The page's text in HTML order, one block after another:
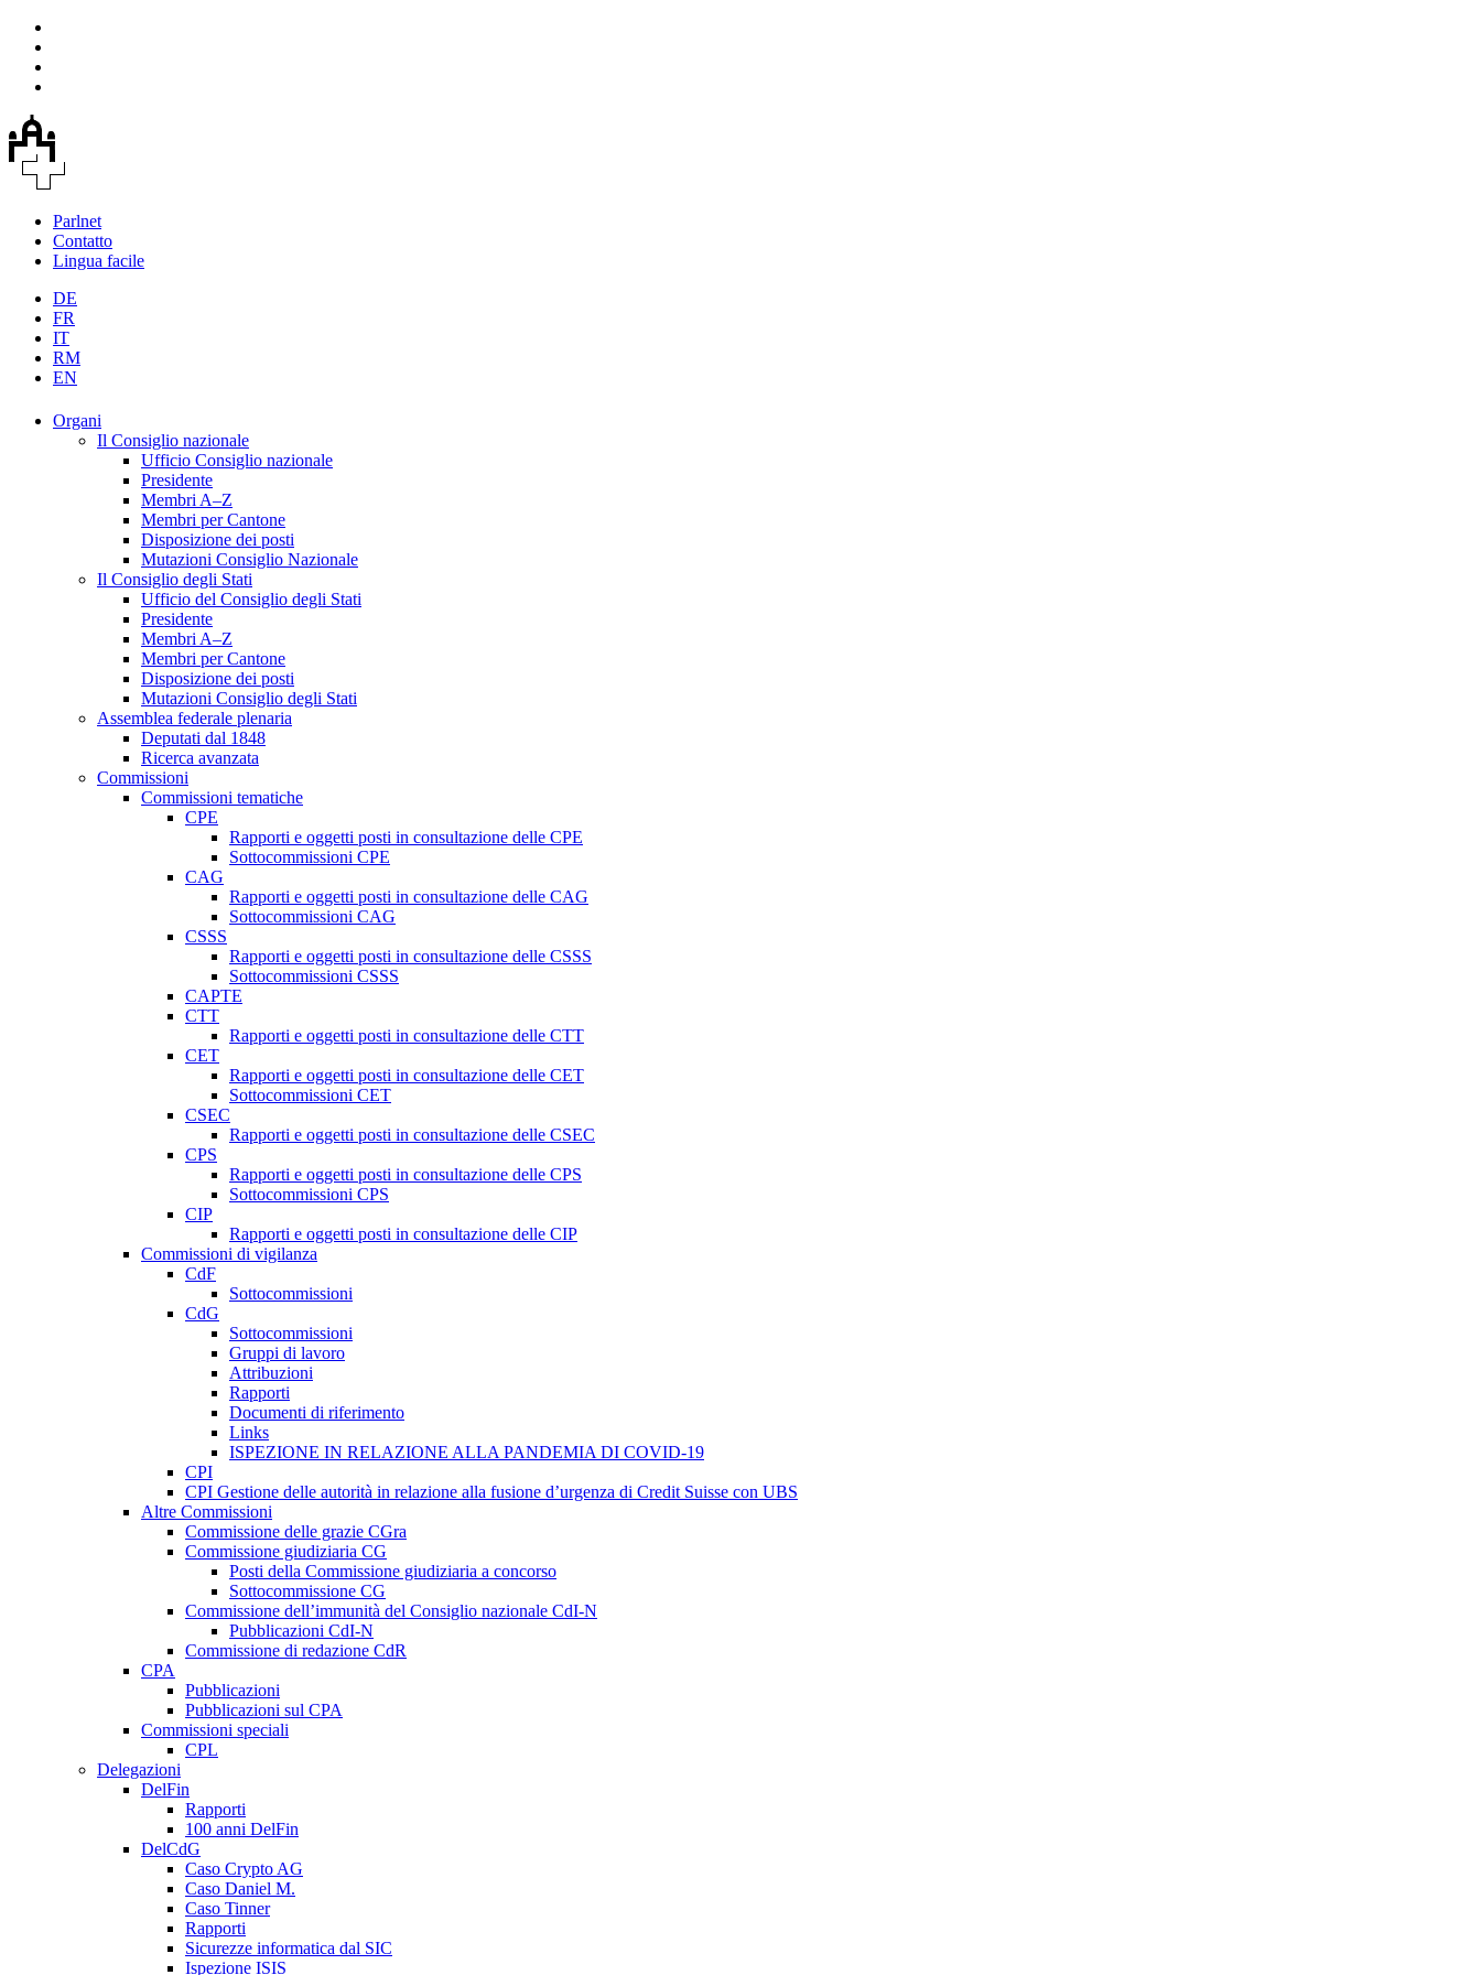
Parlnet
Contatto
Lingua facile
DE
FR
IT
RM
EN
Organi
Il Consiglio nazionale
Ufficio Consiglio nazionale
Presidente
Membri A–Z
Membri per Cantone
Disposizione dei posti
Mutazioni Consiglio Nazionale
Il Consiglio degli Stati
Ufficio del Consiglio degli Stati
Presidente
Membri A–Z
Membri per Cantone
Disposizione dei posti
Mutazioni Consiglio degli Stati
Assemblea federale plenaria
Deputati dal 1848
Ricerca avanzata
Commissioni
Commissioni tematiche
CPE
Rapporti e oggetti posti in consultazione delle CPE
Sottocommissioni CPE
CAG
Rapporti e oggetti posti in consultazione delle CAG
Sottocommissioni CAG
CSSS
Rapporti e oggetti posti in consultazione delle CSSS
Sottocommissioni CSSS
CAPTE
CTT
Rapporti e oggetti posti in consultazione delle CTT
CET
Rapporti e oggetti posti in consultazione delle CET
Sottocommissioni CET
CSEC
Rapporti e oggetti posti in consultazione delle CSEC
CPS
Rapporti e oggetti posti in consultazione delle CPS
Sottocommissioni CPS
CIP
Rapporti e oggetti posti in consultazione delle CIP
Commissioni di vigilanza
CdF
Sottocommissioni
CdG
Sottocommissioni
Gruppi di lavoro
Attribuzioni
Rapporti
Documenti di riferimento
Links
ISPEZIONE IN RELAZIONE ALLA PANDEMIA DI COVID-19
CPI
CPI Gestione delle autorità in relazione alla fusione d’urgenza di Credit Suisse con UBS
Altre Commissioni
Commissione delle grazie CGra
Commissione giudiziaria CG
Posti della Commissione giudiziaria a concorso
Sottocommissione CG
Commissione dell’immunità del Consiglio nazionale CdI-N
Pubblicazioni CdI-N
Commissione di redazione CdR
CPA
Pubblicazioni
Pubblicazioni sul CPA
Commissioni speciali
CPL
Delegazioni
DelFin
Rapporti
100 anni DelFin
DelCdG
Caso Crypto AG
Caso Daniel M.
Caso Tinner
Rapporti
Sicurezze informatica dal SIC
Ispezione ISIS